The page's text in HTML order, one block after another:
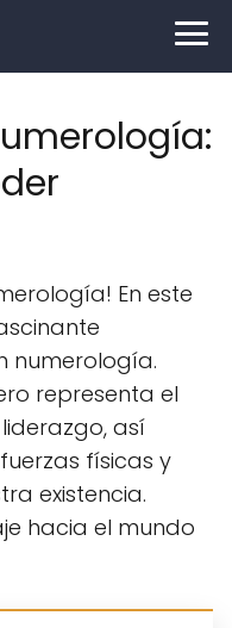
En este
numerología.
representa el
así
físicas y
existencia.
hacia el mundo